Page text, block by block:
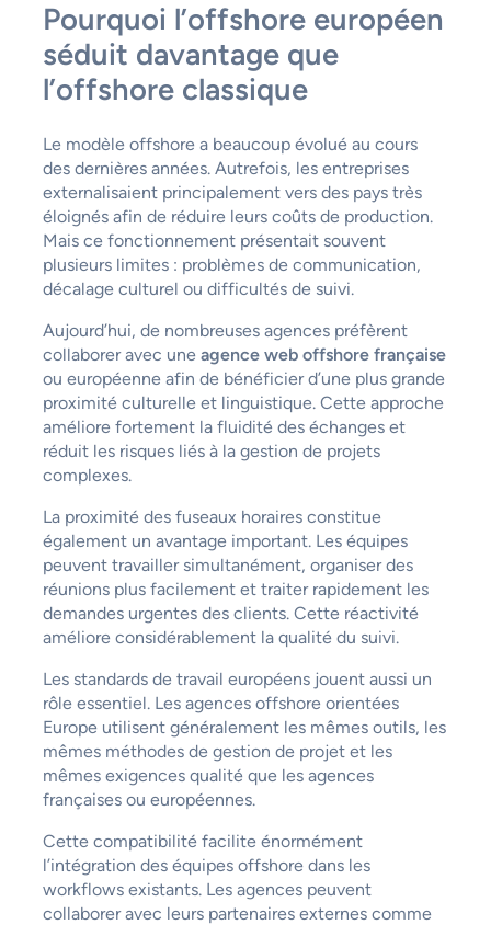
Pourquoi l’offshore européen
séduit davantage que
l’offshore classique
Le modèle offshore a beaucoup évolué au cours
des dernières années. Autrefois, les entreprises
externalisaient principalement vers des pays très
éloignés afin de réduire leurs coûts de production.
Mais ce fonctionnement présentait souvent
plusieurs limites : problèmes de communication,
décalage culturel ou difficultés de suivi.
Aujourd’hui, de nombreuses agences préfèrent
collaborer avec une agence web offshore française
ou européenne afin de bénéficier d’une plus grande
proximité culturelle et linguistique. Cette approche
améliore fortement la fluidité des échanges et
réduit les risques liés à la gestion de projets
complexes.
La proximité des fuseaux horaires constitue
également un avantage important. Les équipes
peuvent travailler simultanément, organiser des
réunions plus facilement et traiter rapidement les
demandes urgentes des clients. Cette réactivité
améliore considérablement la qualité du suivi.
Les standards de travail européens jouent aussi un
rôle essentiel. Les agences offshore orientées
Europe utilisent généralement les mêmes outils, les
mêmes méthodes de gestion de projet et les
mêmes exigences qualité que les agences
françaises ou européennes.
Cette compatibilité facilite énormément
l’intégration des équipes offshore dans les
workflows existants. Les agences peuvent
collaborer avec leurs partenaires externes comme